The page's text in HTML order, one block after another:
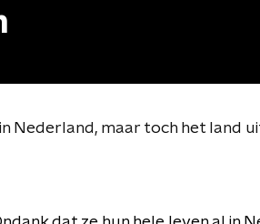
Nederland, maar toch het land